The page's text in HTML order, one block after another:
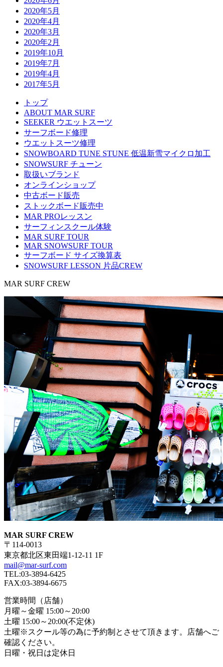
2020年5月
2020年4月
2020年3月
2020年2月
2019年10月
2019年7月
2019年4月
2017年5月
トップ
ABOUT MAR SURF
SEEKER ウエットスーツ
サーフボード修理
ウエットスーツ修理
SNOWBOARD TUNE STUNE 低温新雪マイクロ加工
SNOWSURF チューン
取扱いブランド
オンラインショップ
中古ボード販売
ストックボード販売中
MAR PROレッスン
サーフィンスクール体験
MAR SURF TOUR
MAR SNOWSURF TOUR
サーフボード サイズ換算表
SNOWSURF LESSON 片品CREW
MAR SURF CREW
MAR SURF CREW
〒114-0013
東京都北区東田端1-12-11 1F
mail@mar-surf.com
TEL:03-3894-6425
FAX:03-3894-6675
営業時間（店舗）
月曜～金曜 15:00～20:00
土曜 15:00～20:00(不定休)
土曜※スクール等の為に予約制とさせて頂きます。店舗へご
確認ください。
日曜・祝日は定休日